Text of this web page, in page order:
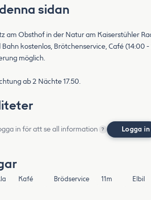
sidan
am Obsthof in der Natur am Kaiserstühler
Bahn kostenlos, Brötchenservice, Café (14:00
möglich.
ab 2 Nächte 17.50.
in för att se all information ? Logga in
Kafé Brödservice 11m Elbil